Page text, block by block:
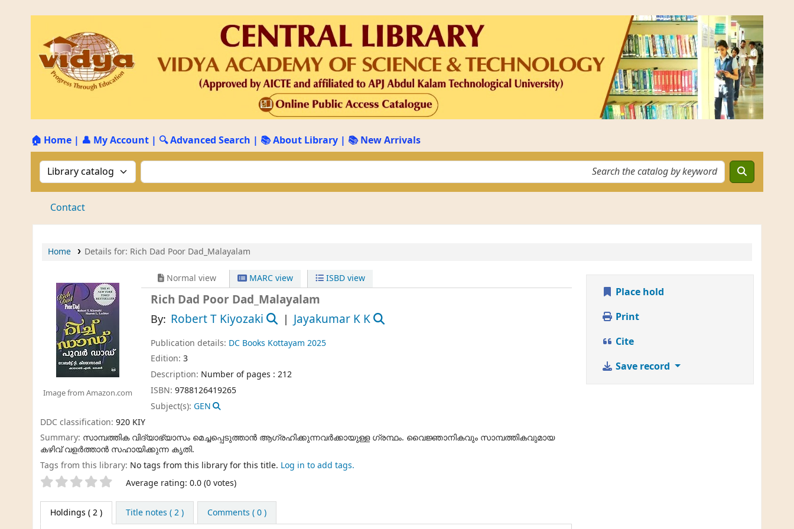
🏠 Home | 👤 My Account | 🔍 Advanced Search | 📚 About Library | 📚 New Arrivals
Search the catalog by:Search the catalog by keyword
Contact
Home Details for: Rich Dad Poor Dad_Malayalam
Image from Amazon.com
Normal view MARC view ISBD view
Rich Dad Poor Dad_Malayalam
By: Robert T Kiyozaki Jayakumar K K
Publication details: DC Books Kottayam 2025
Edition: 3
Description: Number of pages : 212
ISBN: 9788126419265
Subject(s): GEN
DDC classification: 920 KIY
Summary: സാമ്പത്തിക വിദ്യാഭ്യാസം മെച്ചപ്പെടുത്താന്‍ ആഗ്രഹിക്കുന്നവര്‍ക്കായുള്ള ഗ്രന്ഥം. വൈജ്ഞാനികവും സാമ്പത്തികവുമായ
കഴിവ് വളര്‍ത്താന്‍ സഹായിക്കുന്ന കൃതി.
Tags from this library: No tags from this library for this title. Log in to add tags.
Star ratings Average rating: 0.0 (0 votes)
Holdings ( 2 ) Title notes ( 2 ) Comments ( 0 )
Place hold
Print
Cite
Save record